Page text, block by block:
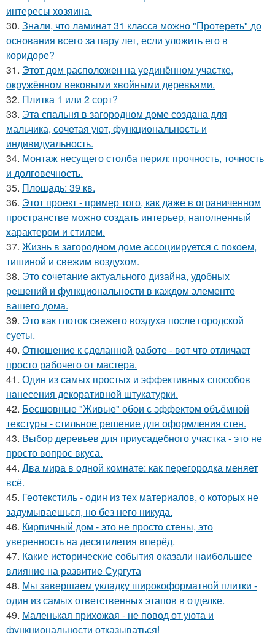
интересы хозяина.
30. Знали, что ламинат 31 класса можно "Протереть" до
основания всего за пару лет, если уложить его в
коридоре?
31. Этот дом расположен на уединённом участке,
окружённом вековыми хвойными деревьями.
32. Плитка 1 или 2 сорт?
33. Эта спальня в загородном доме создана для
мальчика, сочетая уют, функциональность и
индивидуальность.
34. Монтаж несущего столба перил: прочность, точность
и долговечность.
35. Площадь: 39 кв.
36. Этот проект - пример того, как даже в ограниченном
пространстве можно создать интерьер, наполненный
характером и стилем.
37. Жизнь в загородном доме ассоциируется с покоем,
тишиной и свежим воздухом.
38. Это сочетание актуального дизайна, удобных
решений и функциональности в каждом элементе
вашего дома.
39. Это как глоток свежего воздуха после городской
суеты.
40. Отношение к сделанной работе - вот что отличает
просто рабочего от мастера.
41. Один из самых простых и эффективных способов
нанесения декоративной штукатурки.
42. Бесшовные "Живые" обои с эффектом объёмной
текстуры - стильное решение для оформления стен.
43. Выбор деревьев для приусадебного участка - это не
просто вопрос вкуса.
44. Два мира в одной комнате: как перегородка меняет
всё.
45. Геотекстиль - один из тех материалов, о которых не
задумываешься, но без него никуда.
46. Кирпичный дом - это не просто стены, это
уверенность на десятилетия вперёд.
47. Какие исторические события оказали наибольшее
влияние на развитие Сургута
48. Мы завершаем укладку широкоформатной плитки -
один из самых ответственных этапов в отделке.
49. Маленькая прихожая - не повод от уюта и
функциональности отказываться!